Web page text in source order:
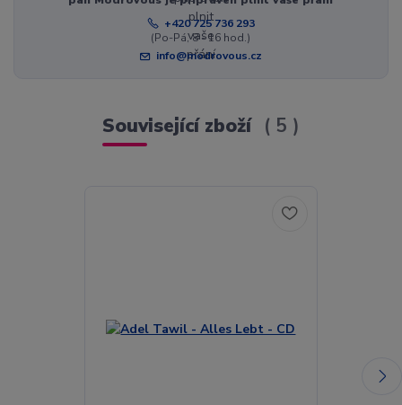
+420 725 736 293
(Po-Pá, 8 - 16 hod.)
info@modrovous.cz
Související zboží 5